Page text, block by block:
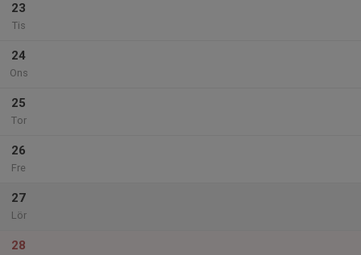
23
Tis
24
Ons
25
Tor
26
Fre
27
Lör
28